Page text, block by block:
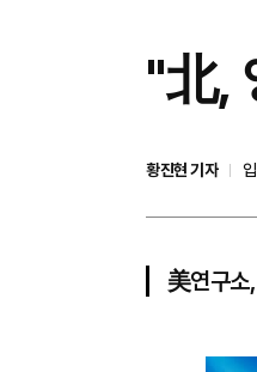
"北,
황진현 기자
美연구소